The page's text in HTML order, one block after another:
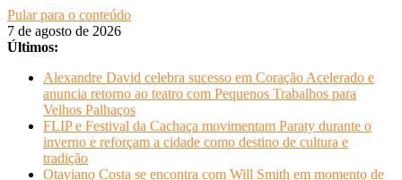
Pular para o conteúdo
7 de agosto de 2026
Últimos:
Alexandre David celebra sucesso em Coração Acelerado e
anuncia retorno ao teatro com Pequenos Trabalhos para
Velhos Palhaços
FLIP e Festival da Cachaça movimentam Paraty durante o
inverno e reforçam a cidade como destino de cultura e
tradição
Otaviano Costa se encontra com Will Smith em momento de